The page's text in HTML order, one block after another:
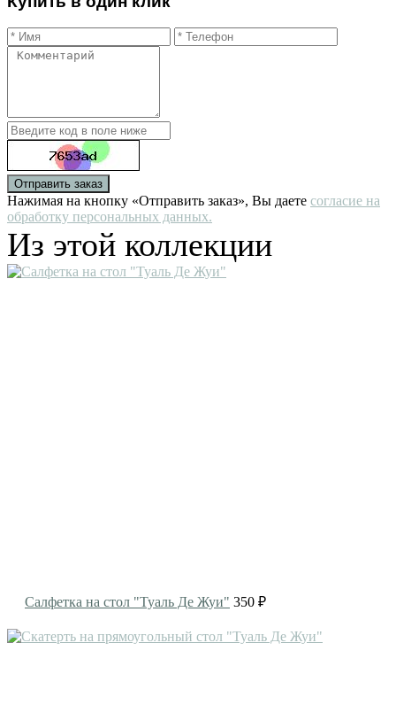
Отправить заказ
Нажимая на кнопку «Отправить заказ», Вы даете согласие на
обработку персональных данных.
Из этой коллекции
Салфетка на стол "Туаль Де Жуи" 350 ₽